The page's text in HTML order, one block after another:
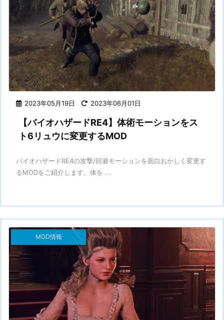
2023年05月19日 2023年06月01日
【バイオハザードRE4】体術モーションをス
ト6リュウに変更するMOD
バイオハザードRE4の攻撃/回避モーションを面白おかしく変更す
るMODをご紹介します。体を ...
MOD情報